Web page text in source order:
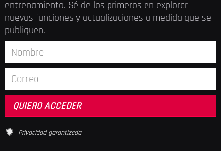
entrenamiento. Sé de los primeros en explorar
nuevas funciones y actualizaciones a medida que se
publiquen.
Privacidad garantizada.